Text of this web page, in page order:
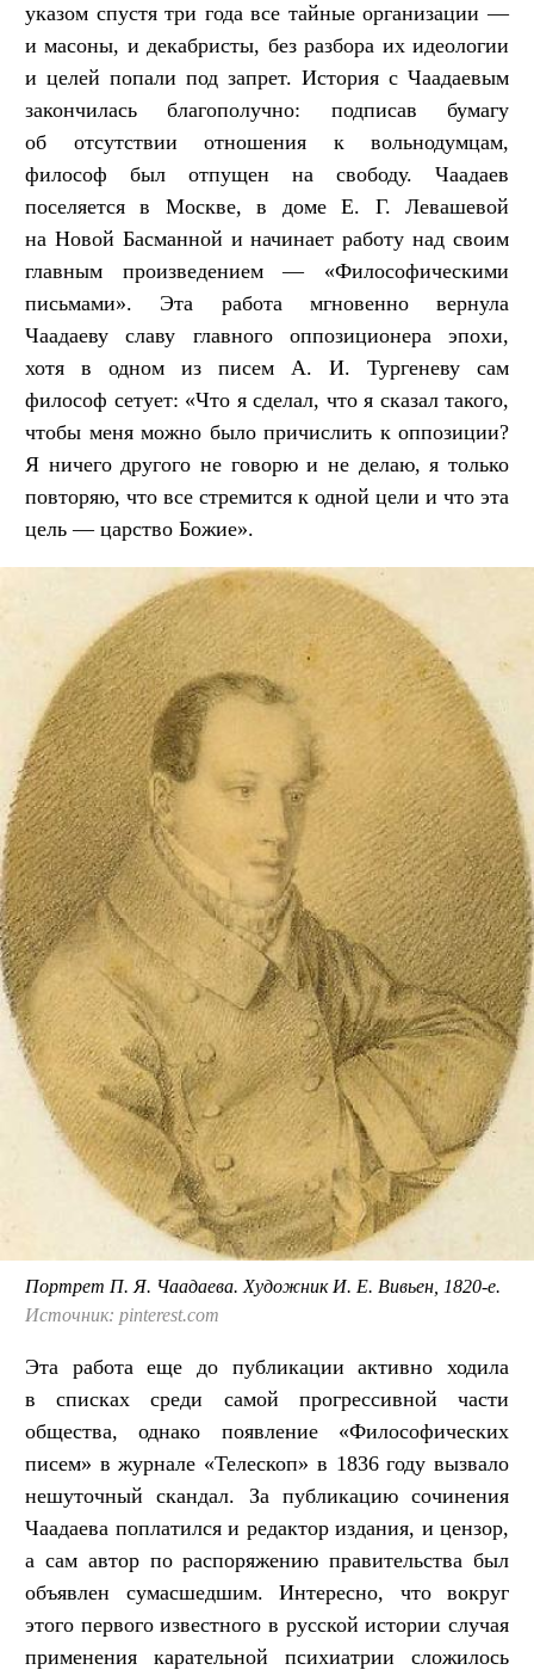
указом спустя три года все тайные организации —
и масоны, и декабристы, без разбора их идеологии
и целей попали под запрет. История с Чаадаевым
закончилась благополучно: подписав бумагу
об отсутствии отношения к вольнодумцам,
философ был отпущен на свободу. Чаадаев
поселяется в Москве, в доме Е. Г. Левашевой
на Новой Басманной и начинает работу над своим
главным произведением — «Философическими
письмами». Эта работа мгновенно вернула
Чаадаеву славу главного оппозиционера эпохи,
хотя в одном из писем А. И. Тургеневу сам
философ сетует: «Что я сделал, что я сказал такого,
чтобы меня можно было причислить к оппозиции?
Я ничего другого не говорю и не делаю, я только
повторяю, что все стремится к одной цели и что эта
цель — царство Божие».
Портрет П. Я. Чаадаева. Художник И. Е. Вивьен, 1820-е.
Источник: pinterest.com
Эта работа еще до публикации активно ходила
в списках среди самой прогрессивной части
общества, однако появление «Философических
писем» в журнале «Телескоп» в 1836 году вызвало
нешуточный скандал. За публикацию сочинения
Чаадаева поплатился и редактор издания, и цензор,
а сам автор по распоряжению правительства был
объявлен сумасшедшим. Интересно, что вокруг
этого первого известного в русской истории случая
применения карательной психиатрии сложилось